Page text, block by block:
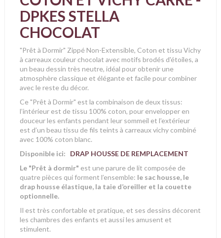
DPKES STELLA
CHOCOLAT
"Prêt à Dormir" Zippé Non-Extensible, Coton et tissu Vichy
à carreaux couleur chocolat avec motifs brodés d'étoiles, a
un beau dessin très neutre, idéal pour obtenir une
atmosphère classique et élégante et facile pour combiner
avec le reste du décor.
Ce "Prêt à Dormir" est la combinaison de deux tissus:
l’intérieur est de tissu 100% coton, pour envelopper en
douceur les enfants pendant leur sommeil et l’extérieur
est d’un beau tissu de fils teints à carreaux vichy combiné
avec 100% coton blanc.
Disponible ici:
DRAP HOUSSE DE REMPLACEMENT
Le "Prêt à dormir" est une parure de lit composée de
quatre pièces qui forment l’ensemble: le sac housse, le
drap housse élastique, la taie d’oreiller et la couette
optionnelle.
Il est très confortable et pratique, et ses dessins décorent
les chambres des enfants et aussi les amusent et
stimulent.